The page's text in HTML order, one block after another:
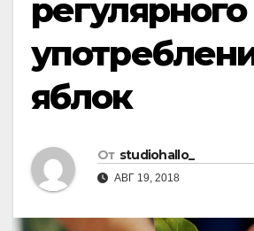
регулярного
яблок
От studiohallo_
АВГ 19, 2018